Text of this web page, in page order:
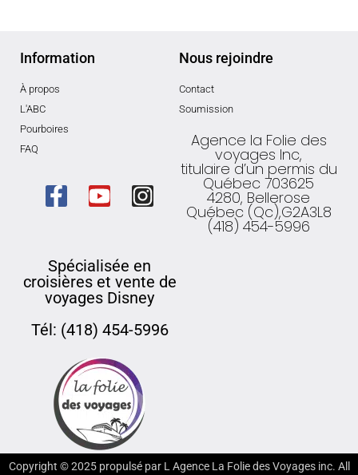
Information
À propos
L'ABC
Pourboires
FAQ
Nous rejoindre
Contact
Soumission
Agence la Folie des
voyages Inc,
titulaire d’un permis du
Québec 703625
4280, Bellerose
Québec (Qc),G2A3L8
(418) 454-5996
Spécialisée en
croisières et vente de
voyages Disney
Tél: (418) 454-5996
Copyright ©2025propulsé par L Agence La Folie des Voyages inc. All